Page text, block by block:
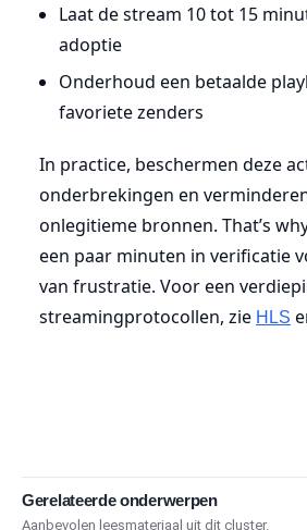
Laat de stream 10 tot 15
adoptie
Onderhoud een betaalde
favoriete zenders
In practice, beschermen deze
onderbrekingen en
onlegitieme bronnen. That’s
een paar minuten in verificatie
van frustratie. Voor een
streamingprotocollen, zie HLS
Gerelateerde onderwerpen
Aanbevolen leesmateriaal uit dit cluster.